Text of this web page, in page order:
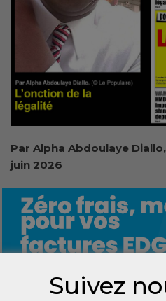
Par Alpha Abdoulaye
juin 2026
Suivez